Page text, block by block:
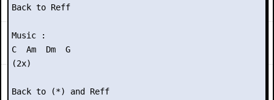
Back to Reff
Music :
C  Am  Dm  G
(2x)
Back to (*) and Reff